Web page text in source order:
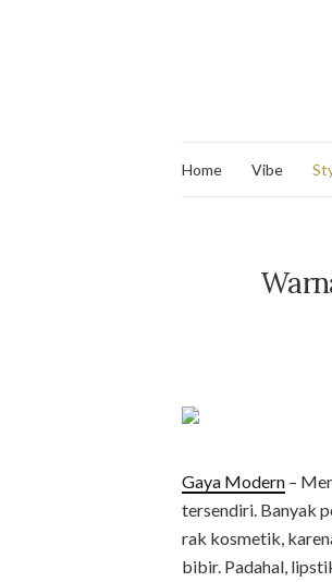
Home Vibe
Gaya Modern –
tersendiri. Banyak
rak kosmetik,
bibir. Padahal,